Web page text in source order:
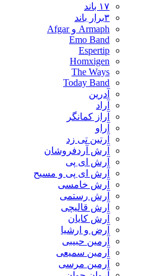
۱۷ باند
۳برار باند
Armaph و Afgar
Emo Band
Espertip
Homxigen
The Ways
Today Band
آدرین
آراد
آراز کمانگر
آراو
آرتین تی زد
آرش آردفروشان
آرش ای پی
آرش ای پی و مسیح
آرش خامسی
آرش رستمی
آرش قالیچی
آرش کایان
​آرض و ارشیا
آرمین حبیبی
آرمین سمیعی
آرمین مرسی